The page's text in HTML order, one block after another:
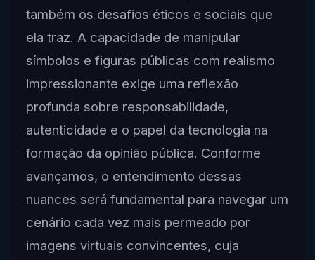
também os desafios éticos e sociais que
ela traz. A capacidade de manipular
símbolos e figuras públicas com realismo
impressionante exige uma reflexão
profunda sobre responsabilidade,
autenticidade e o papel da tecnologia na
formação da opinião pública. Conforme
avançamos, o entendimento dessas
nuances será fundamental para navegar um
cenário cada vez mais permeado por
imagens virtuais convincentes, cuja